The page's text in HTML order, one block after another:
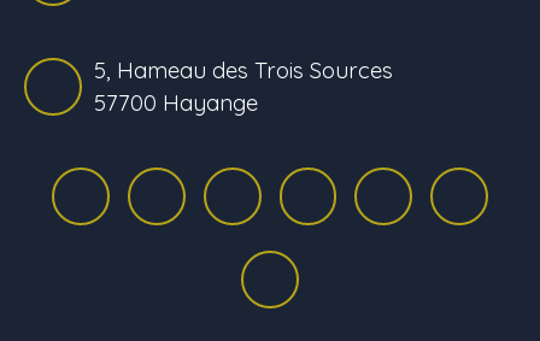
5, Hameau des Trois Sources
57700 Hayange